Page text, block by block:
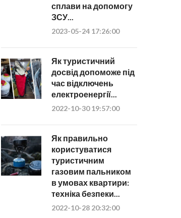
сплави на допомогу
ЗСУ...
2023-05-24 17:26:00
Як туристичний
досвід допоможе під
час відключень
електроенергії...
2022-10-30 19:57:00
Як правильно
користуватися
туристичним
газовим пальником
в умовах квартири:
техніка безпеки...
2022-10-28 20:32:00